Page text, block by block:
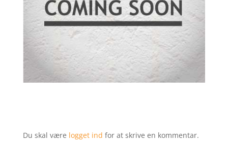
Du skal være logget ind for at skrive en kommentar.